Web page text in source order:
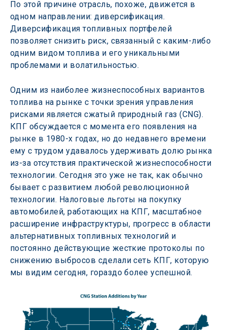
По этой причине отрасль, похоже, движется в
одном направлении: диверсификация.
Диверсификация топливных портфелей
позволяет снизить риск, связанный с каким-либо
одним видом топлива и его уникальными
проблемами и волатильностью.
Одним из наиболее жизнеспособных вариантов
топлива на рынке с точки зрения управления
рисками является сжатый природный газ (CNG).
КПГ обсуждается с момента его появления на
рынке в 1980-х годах, но до недавнего времени
ему с трудом удавалось удерживать долю рынка
из-за отсутствия практической жизнеспособности
технологии. Сегодня это уже не так, как обычно
бывает с развитием любой революционной
технологии. Налоговые льготы на покупку
автомобилей, работающих на КПГ, масштабное
расширение инфраструктуры, прогресс в области
альтернативных топливных технологий и
постоянно действующие жесткие протоколы по
снижению выбросов сделали сеть КПГ, которую
мы видим сегодня, гораздо более успешной.